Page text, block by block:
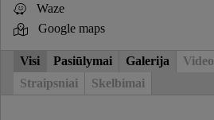
Waze
Google maps
Visi Pasiūlymai Galerija Video
Straipsniai
Skelbimai